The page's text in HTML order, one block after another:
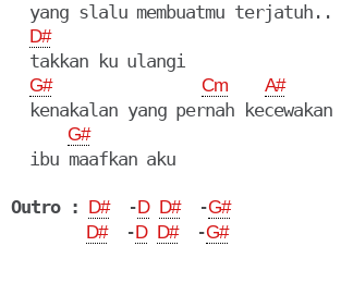
  yang slalu membuatmu terjatuh..
D#
  takkan ku ulangi
G# Cm A#
kenakalan yang pernah kecewakan
G#
  ibu maafkan aku
Outro : D#
  -
D D#
  -
G#
D#
  -
D D#
  -
G#